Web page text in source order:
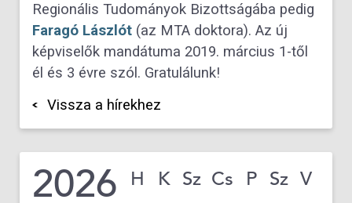
Regionális Tudományok Bizottságába pedig
Faragó Lászlót (az MTA doktora). Az új
képviselők mandátuma 2019. március 1-től
él és 3 évre szól. Gratulálunk!
Vissza a hírekhez
2026
H K Sz Cs P Sz V